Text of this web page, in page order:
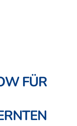
FÜR